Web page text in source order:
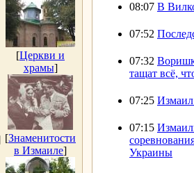
[Церкви и
храмы]
[Знаменитости
в Измаиле]
08:07 В
07:52
07:32
тащат всё,
07:25
07:15
Украины